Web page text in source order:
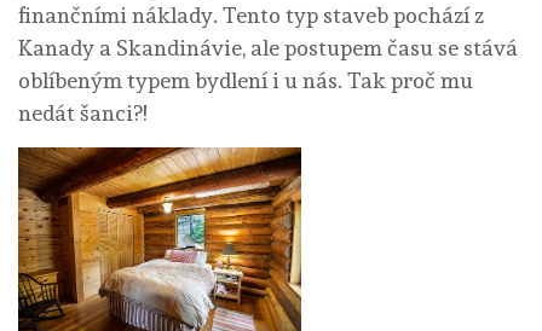
finančními náklady. Tento typ staveb pochází z
Kanady a Skandinávie, ale postupem času se stává
oblíbeným typem bydlení i u nás. Tak proč mu
nedát šanci?!